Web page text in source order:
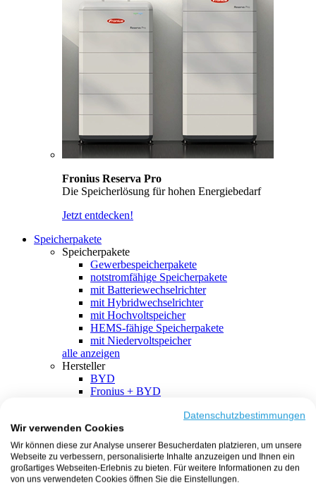
Fronius Reserva Pro
Die Speicherlösung für hohen Energiebedarf
Jetzt entdecken!
Speicherpakete
Speicherpakete
Gewerbespeicherpakete
notstromfähige Speicherpakete
mit Batteriewechselrichter
mit Hybridwechselrichter
mit Hochvoltspeicher
HEMS-fähige Speicherpakete
mit Niedervoltspeicher
alle anzeigen
Hersteller
BYD
Fronius + BYD
SMA + BYD
EcoFlow
EcoFlow + EcoFlow
FENECON
FENECON + FENECON
Datenschutzbestimmungen
Wir verwenden Cookies
Wir können diese zur Analyse unserer Besucherdaten platzieren, um unsere
Webseite zu verbessern, personalisierte Inhalte anzuzeigen und Ihnen ein
großartiges Webseiten-Erlebnis zu bieten. Für weitere Informationen zu den
von uns verwendeten Cookies öffnen Sie die Einstellungen.